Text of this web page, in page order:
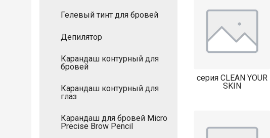
серия CLEAN YOUR
SKIN
Гелевый тинт для бровей
Депилятор
Карандаш контурный для
бровей
Карандаш контурный для
глаз
Карандаш для бровей Micro
Precise Brow Pencil